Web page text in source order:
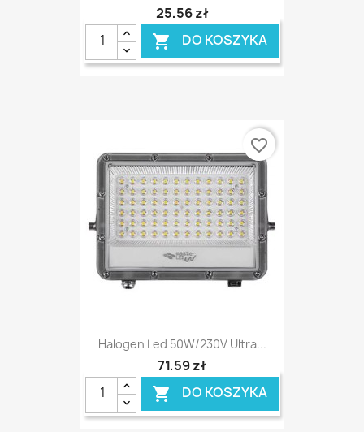
25,56 zł
 DO KOSZYKA
Halogen Led 50W/230V Ultra...
71,59 zł
 DO KOSZYKA
favorite_border